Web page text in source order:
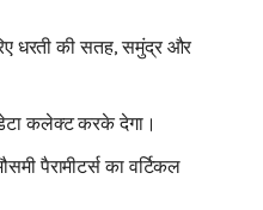
धरती की सतह, समुंद्र और
कलेक्ट करके देगा।
पैरामीटर्स का वर्टिकल